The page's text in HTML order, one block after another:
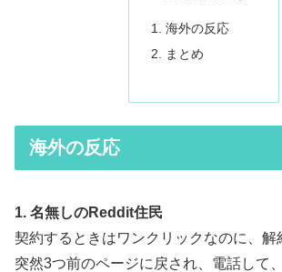
海外の反応
まとめ
海外の反応
1. 名無しのReddit住民
契約するときはワンクリックなのに、解
突然3つ前のページに戻され、電話して